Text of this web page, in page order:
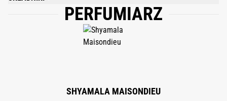
ALCOHOL DENAT., FRAGRANCE/PARFUM, WATER/AQUA, BENZYL
SALICYLATE, ETHYLHEXYL, METHOXYCINNAMATE, BUTYL
METHOXYDIBENZOYLMETHANE, ETHYLHEXYL SALICYLATE, LIMONENE,
PERFUMIARZ
SHYAMALA MAISONDIEU